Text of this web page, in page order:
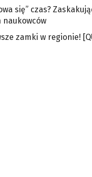
się” czas?
naukowców
zamki w regionie!